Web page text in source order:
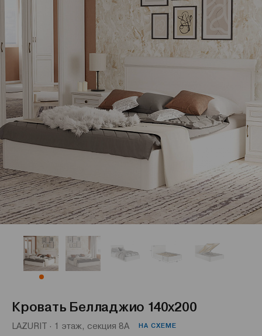
Кровать Белладжио 140x200
LAZURIT · 1 этаж, секция 8А НА СХЕМЕ